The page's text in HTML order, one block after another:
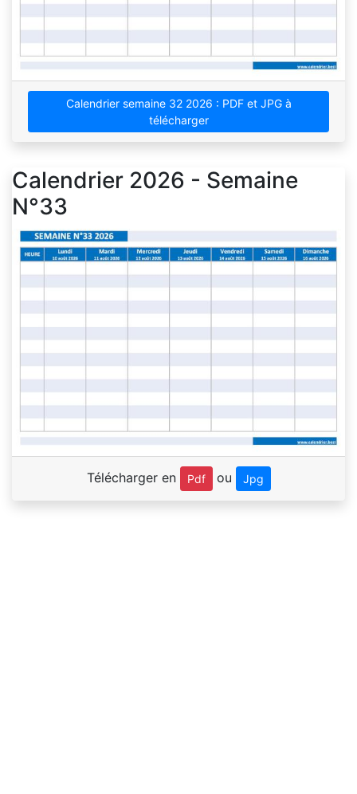
Calendrier semaine 32 2026 : PDF et JPG à
télécharger
Calendrier 2026 - Semaine
N°33
Télécharger en Pdf ou Jpg